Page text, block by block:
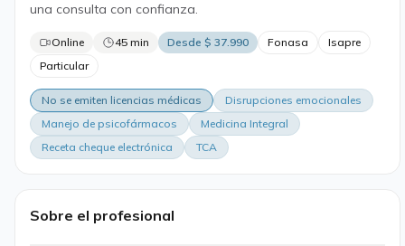
una consulta con confianza.
Online 45 min Desde $ 37.990 Fonasa
Isapre
Particular
No se emiten licencias médicas
Disrupciones emocionales
Manejo de psicofármacos
Medicina Integral
Receta cheque electrónica
TCA
Sobre el profesional